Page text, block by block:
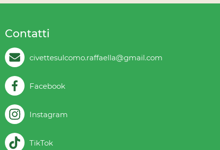
Contatti
civettesulcomo.raffaella@gmail.com
Facebook
Instagram
TikTok